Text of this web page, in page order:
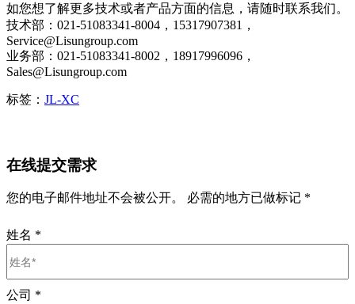
如您想了解更多技术或者产品方面的信息，请随时联系我们。
技术部：021-51083341-8004，15317907381，
Service@Lisungroup.com
业务部：021-51083341-8002，18917996096，
Sales@Lisungroup.com
标签： JL-XC
在线提交需求
您的电子邮件地址不会被公开。 必需的地方已做标记 *
姓名 *
公司 *